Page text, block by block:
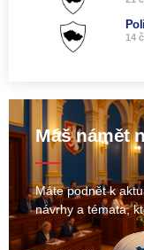
14
Máš námět
Máte podnět k
návrhy a témata,